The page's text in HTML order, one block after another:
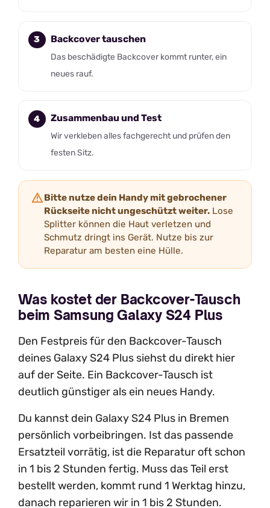
Backcover tauschen
Das beschädigte Backcover kommt runter, ein
neues rauf.
Zusammenbau und Test
Wir verkleben alles fachgerecht und prüfen den
festen Sitz.
Bitte nutze dein Handy mit gebrochener
Rückseite nicht ungeschützt weiter. Lose
Splitter können die Haut verletzen und
Schmutz dringt ins Gerät. Nutze bis zur
Reparatur am besten eine Hülle.
Was kostet der Backcover-Tausch
beim Samsung Galaxy S24 Plus
Den Festpreis für den Backcover-Tausch
deines Galaxy S24 Plus siehst du direkt hier
auf der Seite. Ein Backcover-Tausch ist
deutlich günstiger als ein neues Handy.
Du kannst dein Galaxy S24 Plus in Bremen
persönlich vorbeibringen. Ist das passende
Ersatzteil vorrätig, ist die Reparatur oft schon
in 1 bis 2 Stunden fertig. Muss das Teil erst
bestellt werden, kommt rund 1 Werktag hinzu,
danach reparieren wir in 1 bis 2 Stunden.